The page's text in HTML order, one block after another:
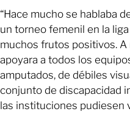
“Hace mucho se hablaba
un torneo femenil en la
muchos frutos positivos. A
apoyara a todos los
amputados, de débiles
conjunto de discapacidad
las instituciones pudiesen